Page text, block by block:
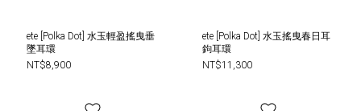
ete [Polka Dot] 水玉輕盈搖曳垂
墜耳環
NT$8,900
ete [Polka Dot] 水玉搖曳春日耳
鉤耳環
NT$11,300